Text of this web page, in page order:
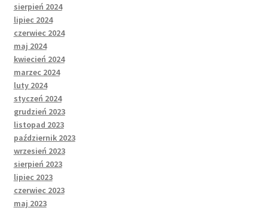
sierpień 2024
lipiec 2024
czerwiec 2024
maj 2024
kwiecień 2024
marzec 2024
luty 2024
styczeń 2024
grudzień 2023
listopad 2023
październik 2023
wrzesień 2023
sierpień 2023
lipiec 2023
czerwiec 2023
maj 2023